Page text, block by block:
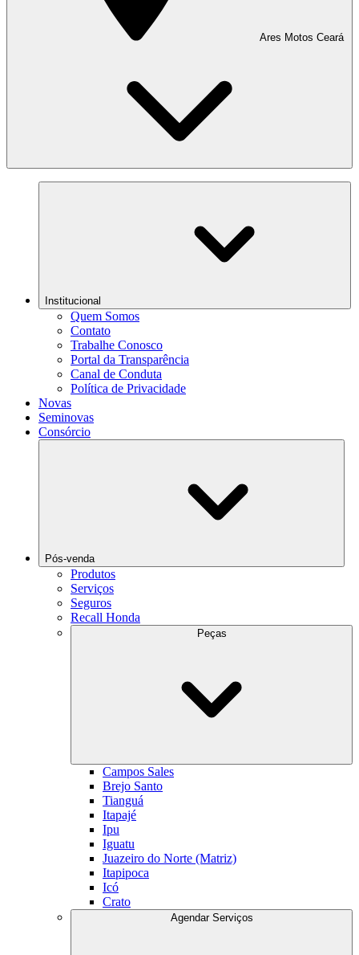
Ares Motos Ceará
Institucional
Quem Somos
Contato
Trabalhe Conosco
Portal da Transparência
Canal de Conduta
Política de Privacidade
Novas
Seminovas
Consórcio
Pós-venda
Produtos
Serviços
Seguros
Recall Honda
Campos Sales
Brejo Santo
Tianguá
Itapajé
Ipu
Iguatu
Juazeiro do Norte (Matriz)
Itapipoca
Icó
Crato